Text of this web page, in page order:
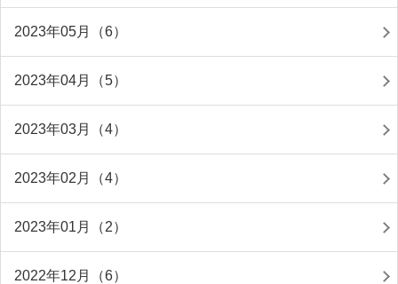
2023年05月（6）
2023年04月（5）
2023年03月（4）
2023年02月（4）
2023年01月（2）
2022年12月（6）